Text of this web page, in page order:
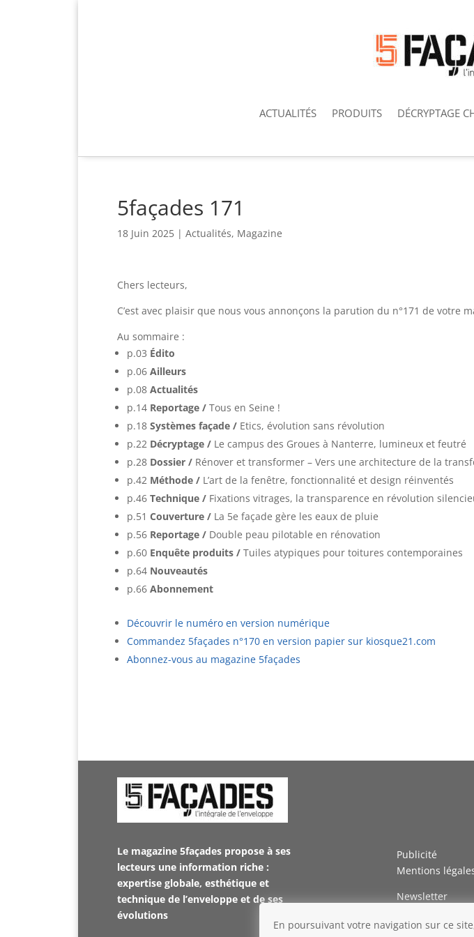
ACTUALITÉS PRODUITS DÉCRYPTAGE
5façades 171
18 Juin 2025 | Actualités, Magazine
Chers lecteurs,
C’est avec plaisir que nous vous annonçons la parution du n°171 de votre
Au sommaire :
p.03 Édito
p.06 Ailleurs
p.08 Actualités
p.14 Reportage / Tous en Seine !
p.18 Systèmes façade / Etics, évolution sans révolution
p.22 Décryptage / Le campus des Groues à Nanterre, lumineux et feutré
p.28 Dossier / Rénover et transformer – Vers une architecture de la
p.42 Méthode / L’art de la fenêtre, fonctionnalité et design réinventés
p.46 Technique / Fixations vitrages, la transparence en révolution
p.51 Couverture / La 5e façade gère les eaux de pluie
p.56 Reportage / Double peau pilotable en rénovation
p.60 Enquête produits / Tuiles atypiques pour toitures contemporaines
p.64 Nouveautés
p.66 Abonnement
Découvrir le numéro en version numérique
Commandez 5façades n°170 en version papier sur kiosque21.com
Abonnez-vous au magazine 5façades
Le magazine 5façades propose à ses
lecteurs une information riche :
expertise globale, esthétique et
technique de l’enveloppe et de ses
évolutions
Publicité
Mentions
Newsletter
En poursuivant votre navigation sur ce